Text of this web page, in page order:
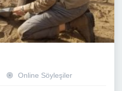
Online Söyleşiler